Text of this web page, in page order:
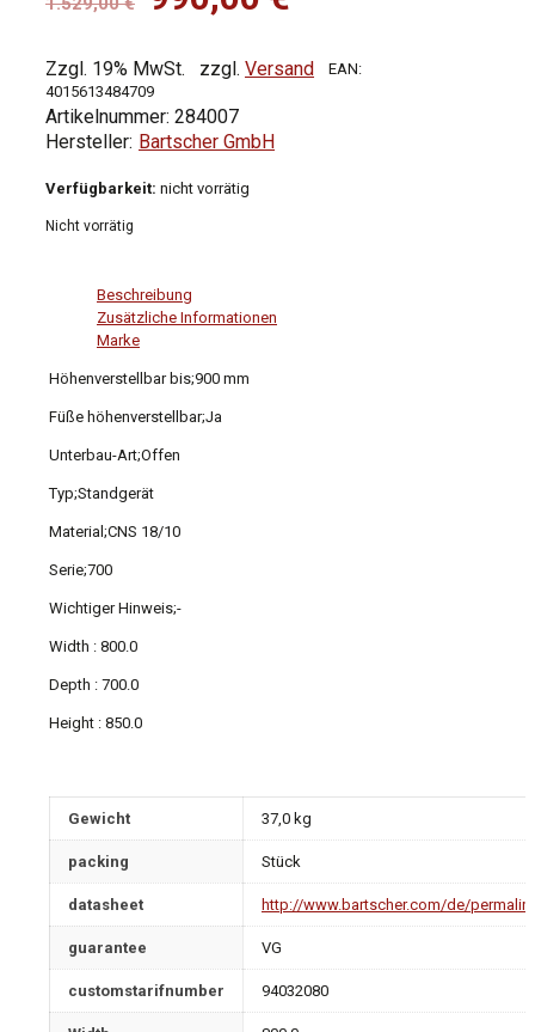
war:
1.529,00 €
ist:
Zzgl. 19% MwSt. zzgl.Versand
EAN:
4015613484709
Artikelnummer:284007
Bartscher GmbH
Verfügbarkeit: nicht vorrätig
Nicht vorrätig
Beschreibung
Zusätzliche Informationen
Marke
Höhenverstellbar bis;900 mm
Füße höhenverstellbar;Ja
Unterbau-Art;Offen
Typ;Standgerät
Material;CNS 18/10
Serie;700
Wichtiger Hinweis;-
Width : 800.0
Depth : 700.0
Height : 850.0
Gewicht 37,0 kg
packing Stück
datasheet http://www.bartscher.com/de/
guarantee VG
customstarifnumber 94032080